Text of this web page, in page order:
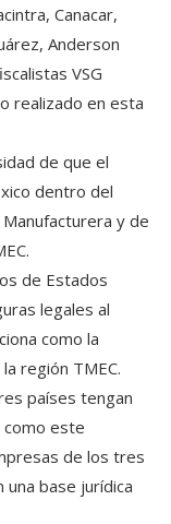
Canacar,
Anderson
VSG
realizado en esta
de que el
dentro del
y de
de Estados
legales al
como la
región TMEC.
países tengan
este
de los tres
base jurídica